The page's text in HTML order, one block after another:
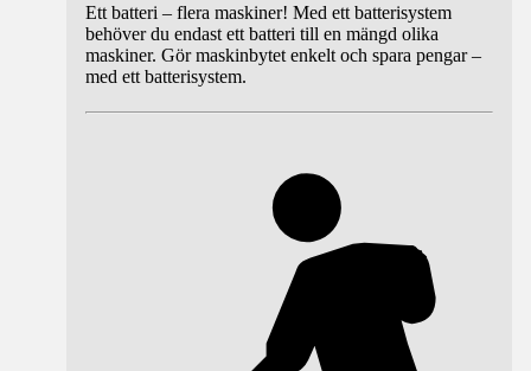
Ett batteri – flera maskiner! Med ett batterisystem
behöver du endast ett batteri till en mängd olika
maskiner. Gör maskinbytet enkelt och spara pengar –
med ett batterisystem.